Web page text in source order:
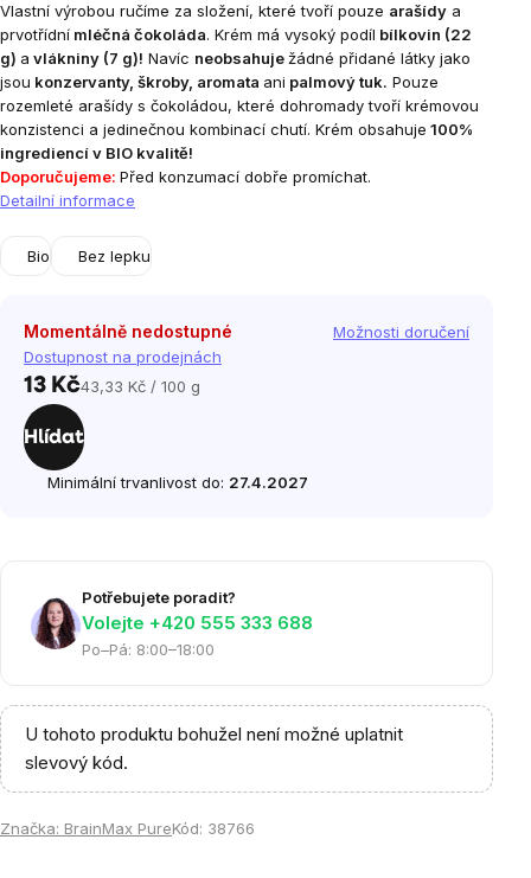
Vlastní výrobou ručíme za složení, které tvoří pouze arašídy a
prvotřídní mléčná čokoláda. Krém má vysoký podíl bílkovin (22
g) a vlákniny (7 g)! Navíc neobsahuje žádné přidané látky jako
jsou konzervanty, škroby, aromata ani palmový tuk. Pouze
rozemleté arašídy s čokoládou, které dohromady tvoří krémovou
konzistenci a jedinečnou kombinací chutí. Krém obsahuje 100%
ingrediencí v BIO kvalitě!
Doporučujeme: Před konzumací dobře promíchat.
Detailní informace
Bio Bez lepku
Momentálně nedostupné
Dostupnost na prodejnách
Možnosti doručení
13 KčMěrná
cena:
43,33 Kč / 100 g
Hlídat
Minimální trvanlivost do: 27.4.2027
Potřebujete poradit?
Volejte ‭+420 555 333 688
Po–Pá: 8:00–18:00
U tohoto produktu bohužel není možné uplatnit
slevový kód.
Značka: BrainMax PureKód: 38766